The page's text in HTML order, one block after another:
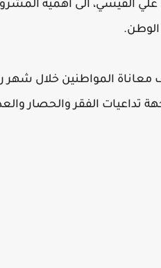
علي القيسي، الى أهمية
الوطن.
معاناة المواطنين خلال
تداعيات الفقر والحصار